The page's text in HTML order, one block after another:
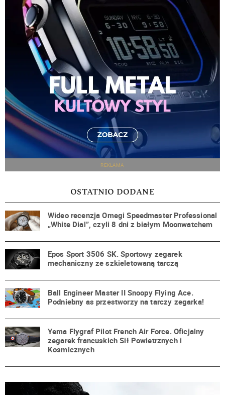
REKLAMA
OSTATNIO DODANE
Wideo recenzja Omegi Speedmaster Professional
„White Dial”, czyli 8 dni z białym Moonwatchem
Epos Sport 3506 SK. Sportowy zegarek
mechaniczny ze szkieletowaną tarczą
Ball Engineer Master II Snoopy Flying Ace.
Podniebny as przestworzy na tarczy zegarka!
Yema Flygraf Pilot French Air Force. Oficjalny
zegarek francuskich Sił Powietrznych i
Kosmicznych